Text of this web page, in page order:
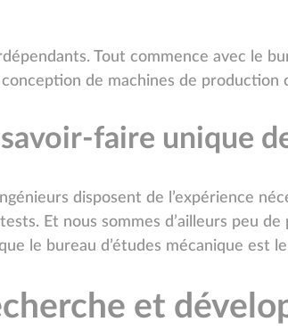
Tout commence avec le
de machines de production
savoir-faire unique
disposent de l’expérience
Et nous sommes d’ailleurs peu
le bureau d’études mécanique est
et